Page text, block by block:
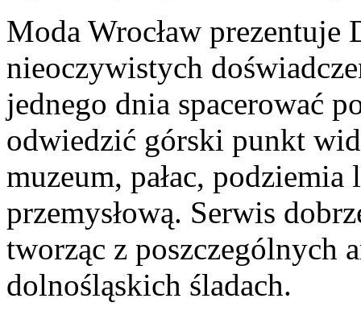
Moda Wrocław prezentuje
nieoczywistych
jednego dnia spacerować
odwiedzić górski punkt
muzeum, pałac,
przemysłową. Serwis
tworząc z poszczególnych
dolnośląskich śladach.